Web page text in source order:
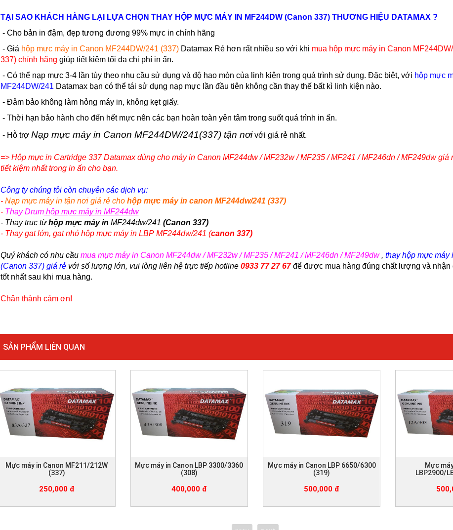
TẠI SAO KHÁCH HÀNG LẠI LỰA CHỌN THAY HỘP MỰC MÁY IN MF244DW (Canon 337) THƯƠNG HIỆU DATAMAX ?
- Cho bản in đậm, đẹp tương đương 99% mực in chính hãng
- Giá hộp mực máy in Canon MF244DW/241 (337)Datamax Rẻ hơn rất nhiều so với khi mua hộp mực máy in Canon
337) chính hãng giúp tiết kiệm tối đa chi phí in ấn.
- Có thể nạp mực 3-4 lần tùy theo nhu cầu sử dụng và độ hao mòn của linh kiện trong quá trình sử dụng. Đặc biệt, với hộp mực
MF244DW/241 Datamax bạn có thể tái sử dụng nạp mực lần đầu tiên không cần thay thế bất kì linh kiện nào.
- Đảm bảo không làm hỏng máy in, không kẹt giấy.
- Thời hạn bảo hành cho đến hết mực nên các bạn hoàn toàn yên tâm trong suốt quá trình in ấn.
- Hỗ trợ Nạp mực máy in Canon MF244DW/241(337) tận nơivới giá rẻ nhất.
=> Hộp mực in Cartridge 337 Datamax dùng cho máy in Canon MF244dw / MF232w / MF235 / MF241 / MF246dn / MF249dwgiá
tiết kiệm nhất trong in ấn cho bạn.
Công ty chúng tôi còn chuyên các dịch vụ:
- Nạp mực máy in tận nơi giá rẻ cho hộp mực máy in canon MF244dw/241 (337)
- Thay Drumhộp mực máy in MF244dw
- Thay trục từhộp mực máy in MF244dw/241 (Canon 337)
- Thay gạt lớn, gạt nhỏ hộp mực máy in LBP MF244dw/241 (canon 337)
Quý khách có nhu cầu mua mực máy in Canon MF244dw / MF232w / MF235 / MF241 / MF246dn / MF249dw , thay hộp mực máy
(Canon 337) giá rẻvới số lượng lớn, vui lòng liên hệ trực tiếp hotline 0933 77 27 67 để được mua hàng đúng chất lượng và
tốt nhất sau khi mua hàng.
Chân thành cảm ơn!
SẢN PHẨM LIÊN QUAN
Mực máy in Canon MF211/212W
(337)
250,000 đ
Mực máy in Canon LBP 3300/3360
(308)
400,000 đ
Mực máy in Canon LBP 6650/6300
(319)
500,000 đ
Mực
LBP2900/